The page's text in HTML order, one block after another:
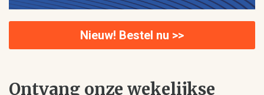
Nieuw! Bestel nu >>
Ontvang onze wekelijkse